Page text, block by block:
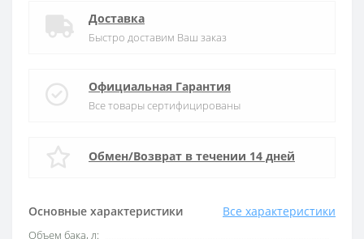
Основные характеристики Все характеристики
Объем бака, л:
Доставка
Быстро доставим Ваш заказ
Официальная Гарантия
Все товары сертифицированы
Обмен/Возврат в течении 14 дней